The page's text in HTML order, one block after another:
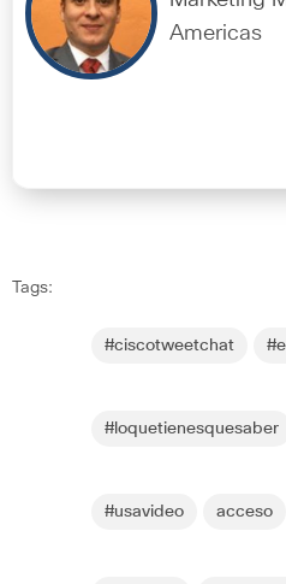
Americas
Tags:
#ciscotweetchat
#loquetienesquesaber
#usavideo acceso